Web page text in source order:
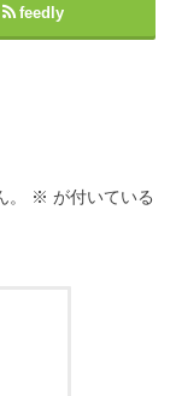
feedly
※ が付いている